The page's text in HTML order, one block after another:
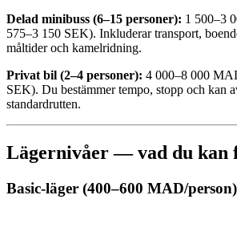
Delad minibuss (6–15 personer): 1 500–3
575–3 150 SEK). Inkluderar transport,
måltider och kamelridning.
Privat bil (2–4 personer): 4 000–8 000
SEK). Du bestämmer tempo, stopp och kan
standardrutten.
Lägernivåer — vad du kan
Basic-läger (400–600 MAD/person)